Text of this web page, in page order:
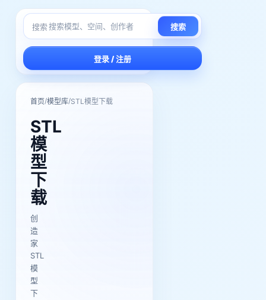
搜索 搜索
登录 / 注册
首页/模型库/STL模型下载
STL
模
型
下
载
创
造
家
STL
模
型
下